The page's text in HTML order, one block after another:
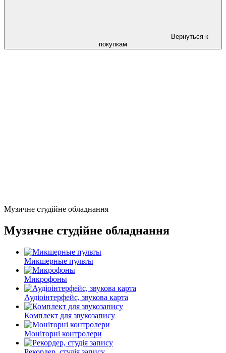
Вернуться к
покупкам
Музичне студійне обладнання
Музичне студійне обладнання
Микшерные пульты
Микрофоны
Аудіоінтерфейс, звукова карта
Комплект для звукозапису
Моніторні контролери